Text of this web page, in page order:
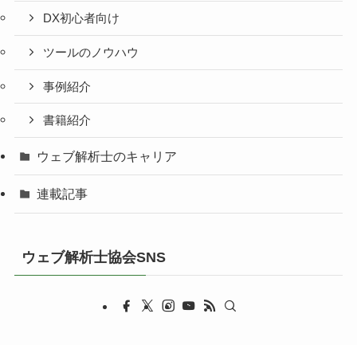
DX初心者向け
ツールのノウハウ
事例紹介
書籍紹介
ウェブ解析士のキャリア
連載記事
ウェブ解析士協会SNS